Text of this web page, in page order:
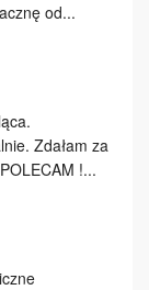
od...
Zdałam za
!...